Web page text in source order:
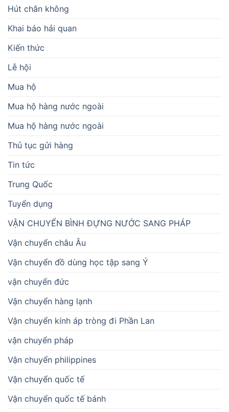
Hút chân không
Khai báo hải quan
Kiến thức
Lễ hội
Mua hộ
Mua hộ hàng nước ngoài
Mua hộ hàng nước ngoài
Thủ tục gửi hàng
Tin tức
Trung Quốc
Tuyển dụng
VẬN CHUYỂN BÌNH ĐỰNG NƯỚC SANG PHÁP
Vận chuyển châu Âu
Vận chuyển đồ dùng học tập sang Ý
vận chuyển đức
Vận chuyển hàng lạnh
Vận chuyển kính áp tròng đi Phần Lan
vận chuyển pháp
Vận chuyển philippines
Vận chuyển quốc tế
Vận chuyển quốc tế bánh